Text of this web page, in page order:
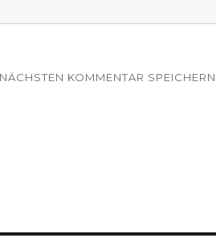
KOMMENTAR